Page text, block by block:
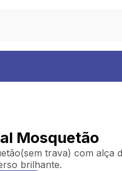
Mosquetão
trava) com alça
brilhante.